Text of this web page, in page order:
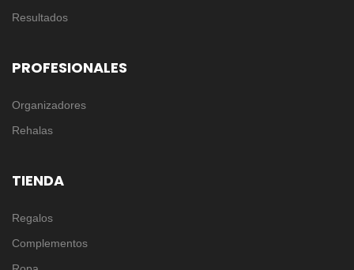
Resultados
PROFESIONALES
Organizadores
Rehalas
TIENDA
Regalos
Complementos